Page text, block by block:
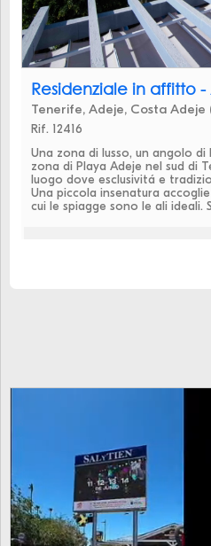
Residenziale in affitto -
Tenerife, Adeje, Costa Adeje
Rif. 12416
Una zona di lusso, un angolo
zona di Playa Adeje nel sud di
luogo dove esclusivitá e
Una piccola insenatura
cui le spiagge sono le ali ideali.